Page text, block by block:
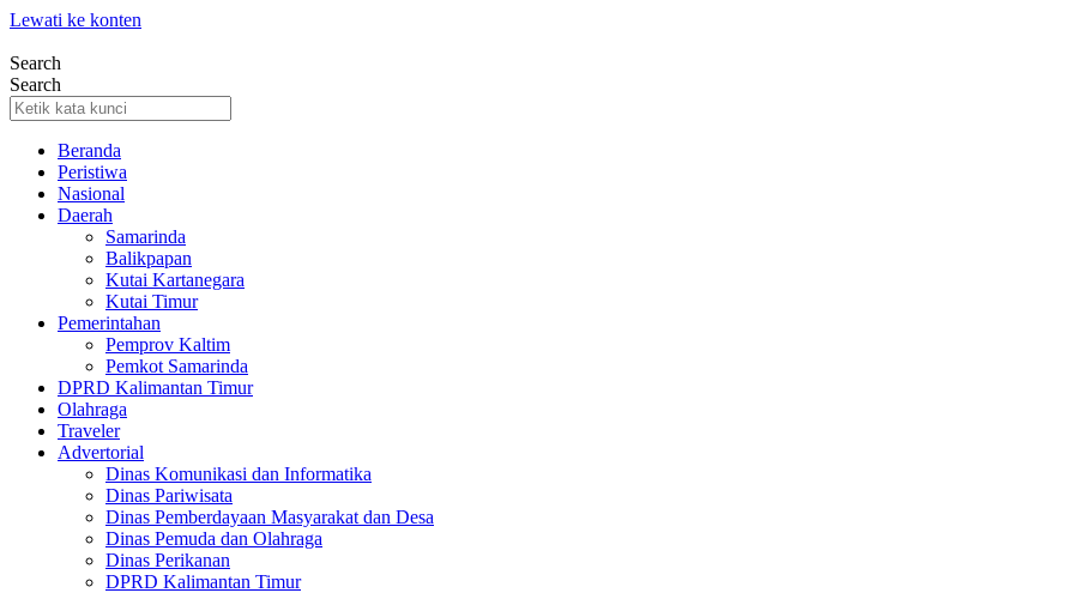
Lewati ke konten
Search
Search
Beranda
Peristiwa
Nasional
Daerah
Samarinda
Balikpapan
Kutai Kartanegara
Kutai Timur
Pemerintahan
Pemprov Kaltim
Pemkot Samarinda
DPRD Kalimantan Timur
Olahraga
Traveler
Advertorial
Dinas Komunikasi dan Informatika
Dinas Pariwisata
Dinas Pemberdayaan Masyarakat dan Desa
Dinas Pemuda dan Olahraga
Dinas Perikanan
DPRD Kalimantan Timur